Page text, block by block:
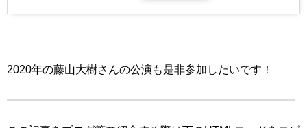
2020年の藤山大樹さんの公演も是非参加したいです！